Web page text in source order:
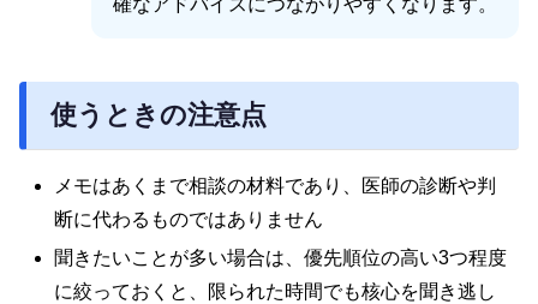
確なアドバイスにつながりやすくなります。
使うときの注意点
メモはあくまで相談の材料であり、医師の診断や判
断に代わるものではありません
聞きたいことが多い場合は、優先順位の高い3つ程度
に絞っておくと、限られた時間でも核心を聞き逃し